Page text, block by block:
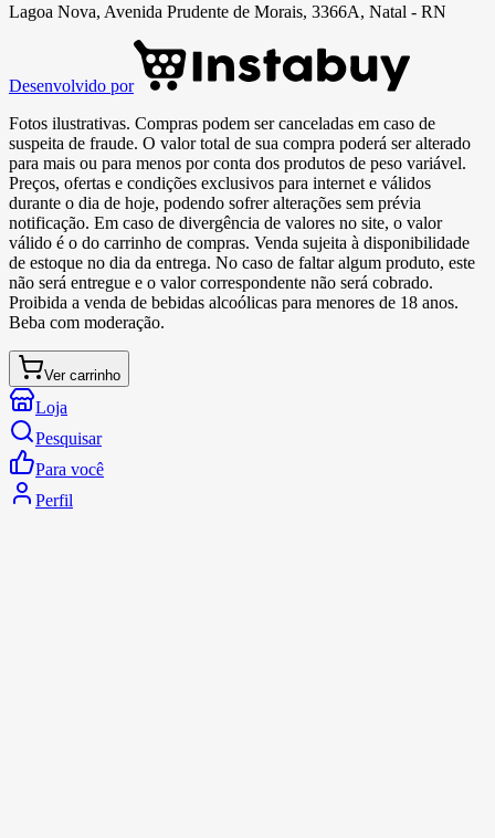
Lagoa Nova, Avenida Prudente de Morais, 3366A, Natal - RN
Desenvolvido por
Fotos ilustrativas. Compras podem ser canceladas em caso de
suspeita de fraude. O valor total de sua compra poderá ser alterado
para mais ou para menos por conta dos produtos de peso variável.
Preços, ofertas e condições exclusivos para internet e válidos
durante o dia de hoje, podendo sofrer alterações sem prévia
notificação. Em caso de divergência de valores no site, o valor
válido é o do carrinho de compras. Venda sujeita à disponibilidade
de estoque no dia da entrega. No caso de faltar algum produto, este
não será entregue e o valor correspondente não será cobrado.
Proibida a venda de bebidas alcoólicas para menores de 18 anos.
Beba com moderação.
Ver carrinho
Loja
Pesquisar
Para você
Perfil